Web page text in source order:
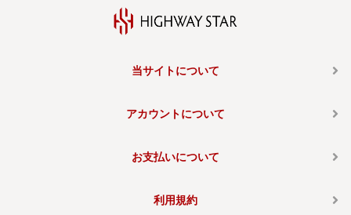
当サイトについて
アカウントについて
お支払いについて
利用規約